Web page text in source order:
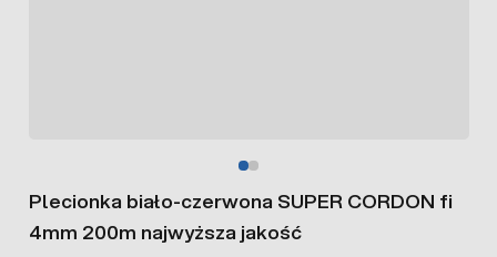
Plecionka biało-czerwona SUPER CORDON fi
4mm 200m najwyższa jakość